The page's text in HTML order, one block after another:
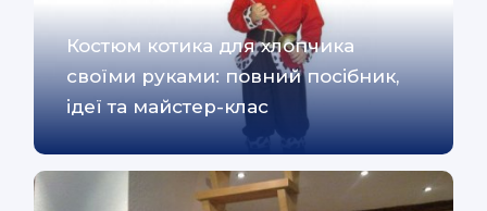
Костюм котика для хлопчика
своїми руками: повний посібник,
ідеї та майстер-клас